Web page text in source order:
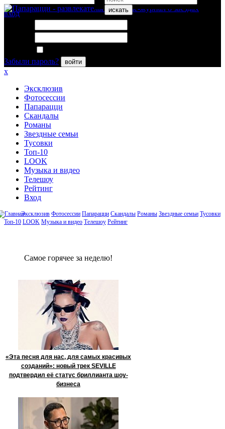
искать
вход
Забыли пароль?
войти
x
Эксклюзив
Фотосессии
Папарацци
Скандалы
Романы
Звездные семьи
Тусовки
Топ-10
LOOK
Музыка и видео
Телешоу
Рейтинг
Вход
Эксклюзив Фотосессии Папарацци Скандалы Романы Звездные семьи Тусовки
Топ-10 LOOK Музыка и видео Телешоу Рейтинг
Сaмое гoрячее за неделю!
«Эта песня для нас, для самых красивых
созданий»: новый трек SEVILLE
подтвердил её статус бриллианта шоу-
бизнеса